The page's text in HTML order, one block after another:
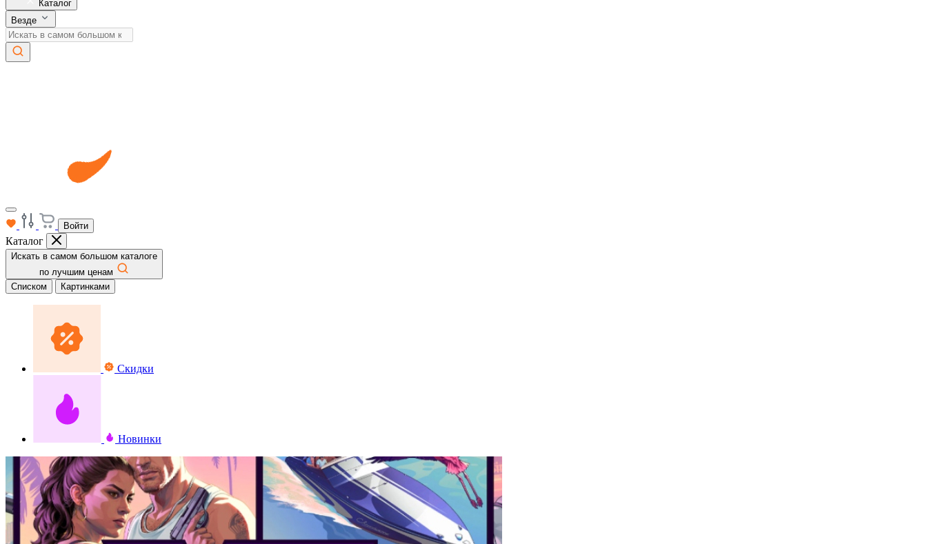
Каталог
Везде
Войти
Каталог
Искать в самом большом каталоге
по лучшим ценам
Списком
Картинками
Скидки
Новинки